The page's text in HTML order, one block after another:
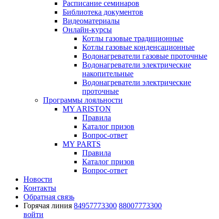
Расписание семинаров
Библиотека документов
Видеоматериалы
Онлайн-курсы
Котлы газовые традиционные
Котлы газовые конденсационные
Водонагреватели газовые проточные
Водонагреватели электрические
накопительные
Водонагреватели электрические
проточные
Программы лояльности
MY ARISTON
Правила
Каталог призов
Вопрос-ответ
MY PARTS
Правила
Каталог призов
Вопрос-ответ
Новости
Контакты
Обратная связь
Горячая линия 84957773300 88007773300
войти